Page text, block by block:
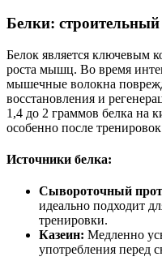
Белки:
Белок является ключевым
роста мышц. Во время
мышечные волокна
восстановления и
1,4 до 2 граммов белка на
особенно после
Источники белка:
Сывороточный
идеально подходит
тренировки.
Казеин: Медленно
употребления перед